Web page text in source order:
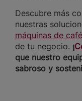
Descubre más
nuestras
máquinas de café
de tu negocio. ¡
que nuestro
sabroso y